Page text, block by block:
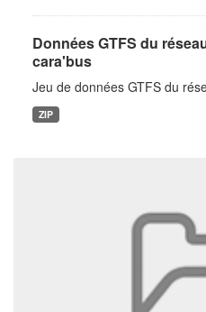
Données GTFS du
cara'bus
Jeu de données GTFS du
ZIP